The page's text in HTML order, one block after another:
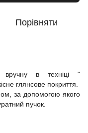
Порівняти
вручну в техніці "
глянсове покриття.
за допомогою якого
пучок.